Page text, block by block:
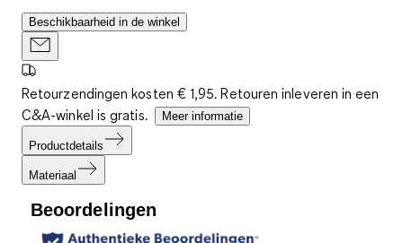
Beschikbaarheid in de winkel
Retourzendingen kosten € 1,95. Retouren inleveren in een
C&A-winkel is gratis.
Meer informatie
Productdetails
Materiaal
Beoordelingen